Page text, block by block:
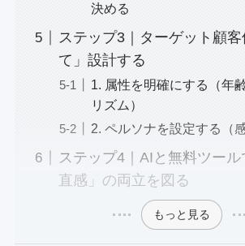
決める
ステップ3｜ターゲット顧
て」設計する
1. 属性を明確にする（年
リズム）
2. ペルソナを設定する（
ステップ4｜AIと無料ツー
直感」の両立を図る
もっと見る